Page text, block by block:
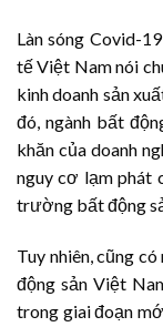
Làn sóng Covid-
tế Việt Nam nói
kinh doanh sản
đó, ngành bất
khăn của doanh
nguy cơ lạm phát
trường bất động
Tuy nhiên, cũng
động sản Việt
trong giai đoạn